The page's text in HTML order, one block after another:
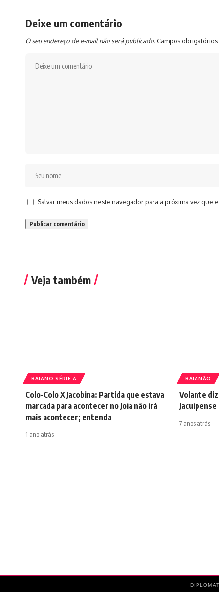
Deixe um comentário
O seu endereço de e-mail não será publicado. Campos
Salvar meus dados neste navegador para a próxima vez que
Veja também
BAIANO SÉRIE A
Colo-Colo X Jacobina: Partida que estava
marcada para acontecer no Joia não irá
mais acontecer; entenda
1 ano atrás
BAIANÃO
Volante
Jacuipense
7 anos atrás